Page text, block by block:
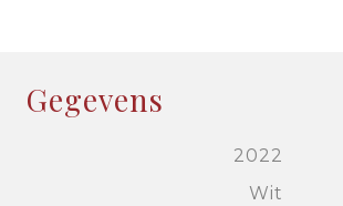
Gegevens
2022
Wit